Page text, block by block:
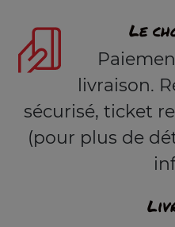
Le
livraison.
sécurisé, ticket
(pour plus de